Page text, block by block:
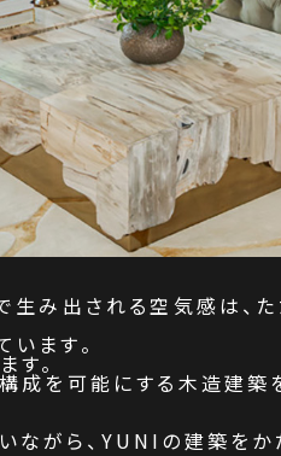
生み出される空気感は
ます。
す。
を可能にする木造建築
がら、YUNIの建築をか